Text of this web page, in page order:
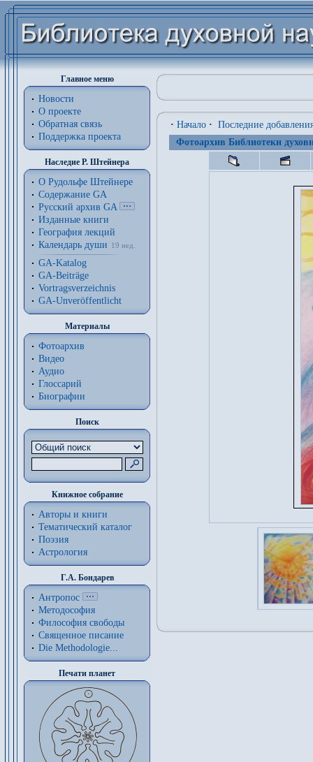
Главное меню
Новости
О проекте
Обратная связь
Поддержка проекта
Наследие Р. Штейнера
О Рудольфе Штейнере
Содержание GA
Русский архив GA
Изданные книги
География лекций
Календарь души
19 нед.
GA-Katalog
GA-Beiträge
Vortragsverzeichnis
GA-Unveröffentlicht
Материалы
Фотоархив
Видео
Аудио
Глоссарий
Биографии
Поиск
Книжное собрание
Авторы и книги
Тематический каталог
Поэзия
Астрология
Г.А. Бондарев
Антропос
Методософия
Философия cвободы
Священное писание
Die Methodologie...
Печати планет
· Начало · Последние
Фотоархив Библиотеки